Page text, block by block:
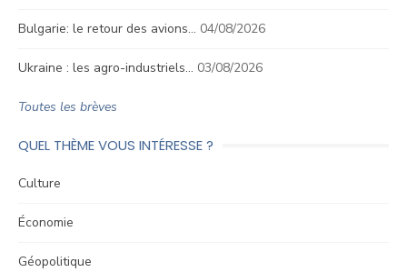
Bulgarie: le retour des avions… 04/08/2026
Ukraine : les agro-industriels… 03/08/2026
Toutes les brèves
QUEL THÈME VOUS INTÉRESSE ?
Culture
Économie
Géopolitique